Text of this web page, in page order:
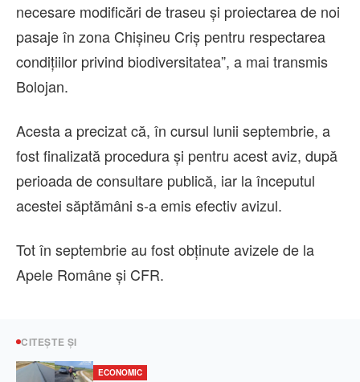
necesare modificări de traseu şi proiectarea de noi
pasaje în zona Chişineu Criş pentru respectarea
condiţiilor privind biodiversitatea”, a mai transmis
Bolojan.
Acesta a precizat că, în cursul lunii septembrie, a
fost finalizată procedura şi pentru acest aviz, după
perioada de consultare publică, iar la începutul
acestei săptămâni s-a emis efectiv avizul.
Tot în septembrie au fost obţinute avizele de la
Apele Române şi CFR.
CITEȘTE ȘI
ECONOMIC